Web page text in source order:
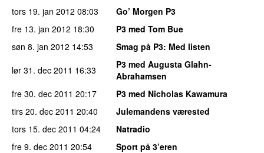
tors 19. jan 2012 08:03
Go’ Morgen P3
fre 13. jan 2012 18:30
P3 med Tom Bue
søn 8. jan 2012 14:53 Smag på P3: Med listen
lør 31. dec 2011 16:33
P3 med Augusta Glahn-
Abrahamsen
fre 30. dec 2011 20:17
P3 med Nicholas Kawamura
tirs 20. dec 2011 20:40
Julemandens værested
tors 15. dec 2011 04:24
Natradio
fre 9. dec 2011 20:54
Sport på 3’eren